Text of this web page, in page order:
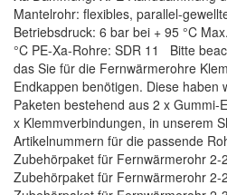
Mantelrohr: flexibles, parallel-
Betriebsdruck: 6 bar bei + 95 °C
°C PE-Xa-Rohre: SDR 11 Bitte
das Sie für die Fernwärmerohre
Endkappen benötigen. Diese haben
Paketen bestehend aus 2 x Gummi-
x Klemmverbindungen, in unserem
Artikelnummern für die passende
Zubehörpaket für Fernwärmerohr 2-
Zubehörpaket für Fernwärmerohr 2-